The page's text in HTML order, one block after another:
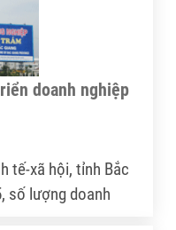
doanh nghiệp
tế-xã hội, tỉnh Bắc
số lượng doanh